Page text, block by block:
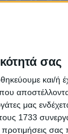
σας
μας
1733
σας
Αρ. Γ.Ε.ΜΗ: